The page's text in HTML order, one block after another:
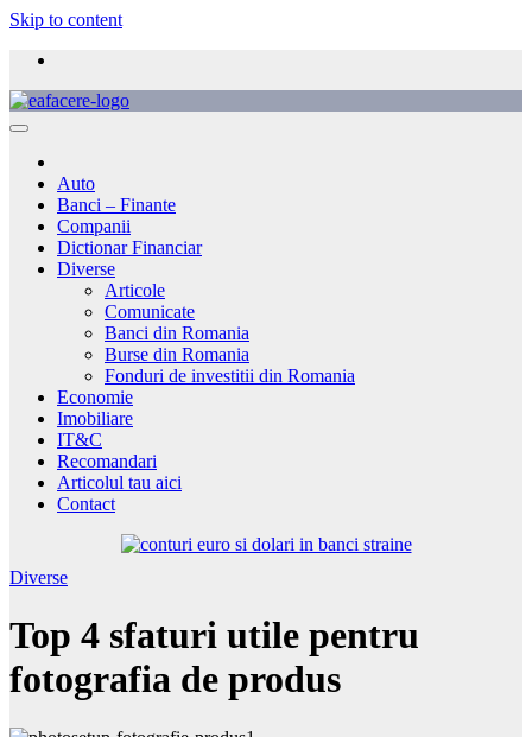
Skip to content
Auto
Banci – Finante
Companii
Dictionar Financiar
Diverse
Articole
Comunicate
Banci din Romania
Burse din Romania
Fonduri de investitii din Romania
Economie
Imobiliare
IT&C
Recomandari
Articolul tau aici
Contact
Diverse
Top 4 sfaturi utile pentru
fotografia de produs